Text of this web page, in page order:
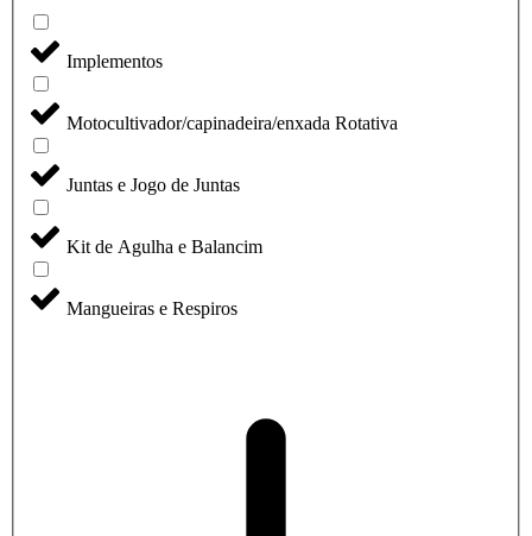
Implementos
Motocultivador/capinadeira/enxada Rotativa
Juntas e Jogo de Juntas
Kit de Agulha e Balancim
Mangueiras e Respiros